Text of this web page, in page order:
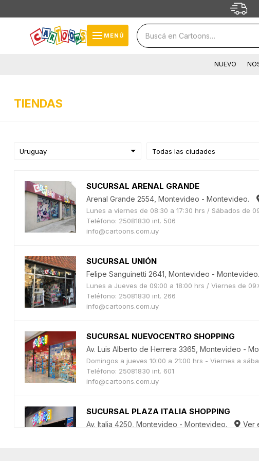
menu MENÚ
NUEVO
TIENDAS
SUCURSAL ARENAL GRANDE
Arenal Grande 2554, Montevideo - Montevideo.
Lunes a viernes de 08:30 a 17:30 hrs / Sábados de
Teléfono: 25081830 int. 506
info@cartoons.com.uy
SUCURSAL UNIÓN
Felipe Sanguinetti 2641, Montevideo - Montevideo.
Lunes a Jueves de 09:00 a 18:00 hrs / Viernes de
Teléfono: 25081830 int. 266
info@cartoons.com.uy
SUCURSAL NUEVOCENTRO SHOPPING
Av. Luis Alberto de Herrera 3365, Montevideo -
Domingos a jueves 10:00 a 21:00 hrs - Viernes a
Teléfono: 25081830 int. 601
info@cartoons.com.uy
SUCURSAL PLAZA ITALIA SHOPPING
Av. Italia 4250, Montevideo - Montevideo. Ver
close
storefront